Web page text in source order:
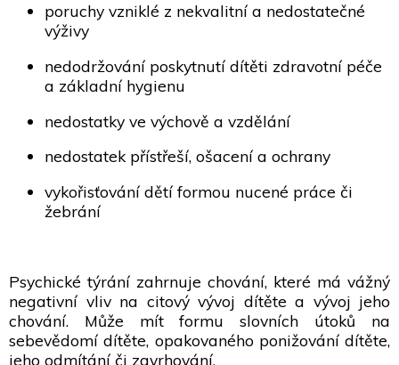
poruchy vzniklé z nekvalitní a nedostatečné
výživy
nedodržování poskytnutí dítěti zdravotní péče
a základní hygienu
nedostatky ve výchově a vzdělání
nedostatek přístřeší, ošacení a ochrany
vykořisťování dětí formou nucené práce či
žebrání
Psychické týrání zahrnuje chování, které má vážný
negativní vliv na citový vývoj dítěte a vývoj jeho
chování. Může mít formu slovních útoků na
sebevědomí dítěte, opakovaného ponižování dítěte,
jeho odmítání či zavrhování.